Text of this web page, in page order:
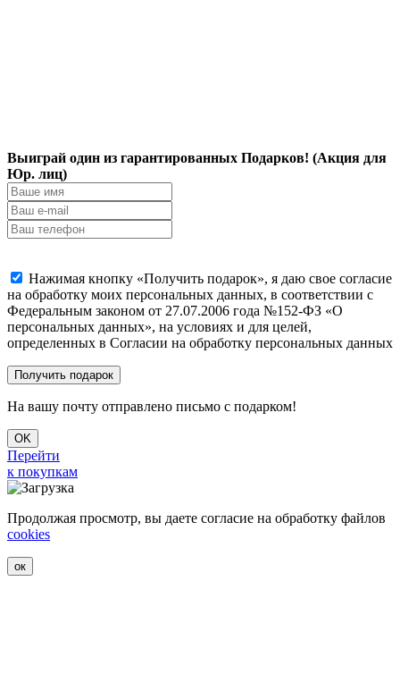
Выиграй один из гарантированных Подарков! (Акция для
Юр. лиц)
Нажимая кнопку «Получить подарок», я даю свое согласие
на обработку моих персональных данных, в соответствии с
Федеральным законом от 27.07.2006 года №152-ФЗ «О
персональных данных», на условиях и для целей,
определенных в Согласии на обработку персональных данных
На вашу почту отправлено письмо с подарком!
OK
Перейти
к покупкам
Продолжая просмотр, вы даете согласие на обработку файлов
cookies
ок